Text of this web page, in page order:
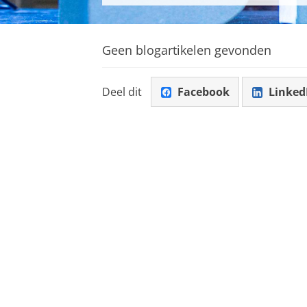
Geen blogartikelen gevonden
Deel dit Facebook